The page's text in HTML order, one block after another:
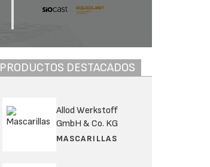
PRODUCTOS DESTACADOS
Allod Werkstoff
GmbH & Co. KG
MASCARILLAS